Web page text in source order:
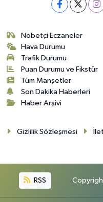
Nöbetçi Eczaneler
Hava Durumu
Trafik Durumu
Puan Durumu ve Fikstür
Tüm Manşetler
Son Dakika Haberleri
Haber Arşivi
Gizlilik Sözleşmesi
RSS